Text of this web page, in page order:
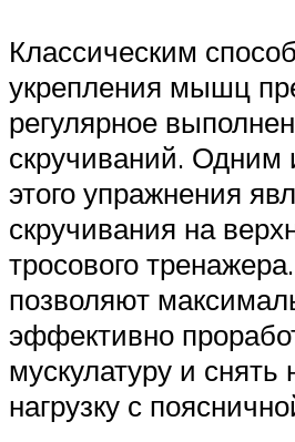
Классическим
укрепления мышц
регулярное
скручиваний. Одним
этого упражнения
скручивания на
тросового
позволяют
эффективно
мускулатуру и
нагрузку с